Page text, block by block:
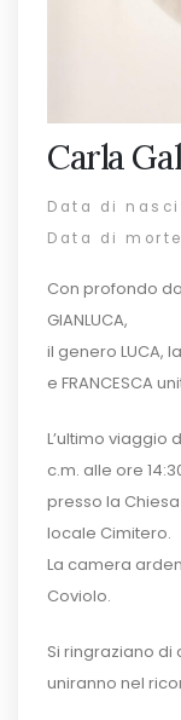
Carla
Data di
Data di
Con profondo
GIANLUCA,
il genero LUCA,
e FRANCESCA
L’ultimo viaggio
c.m. alle ore
presso la
locale Cimitero.
La camera
Coviolo.
Si ringraziano di
uniranno nel